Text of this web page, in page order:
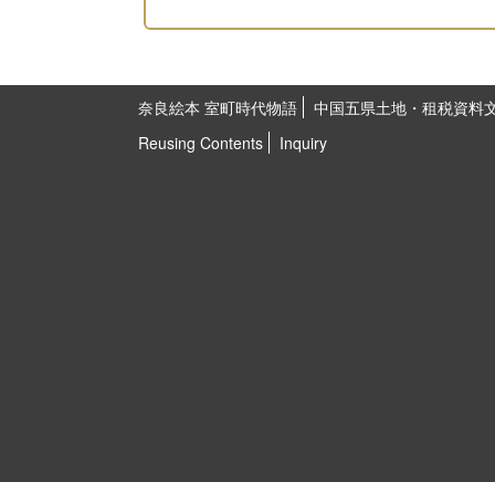
奈良絵本 室町時代物語
中国五県土地・租税資料
Reusing Contents
Inquiry